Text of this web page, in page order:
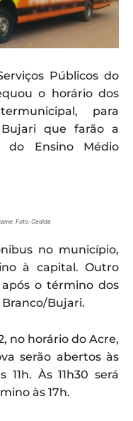
Públicos do
o horário dos
para
que farão a
do Ensino Médio
Foto: Cedida
no município,
à capital. Outro
após o término dos
Bujari.
no horário do Acre,
serão abertos às
Às 11h30 será
às 17h.